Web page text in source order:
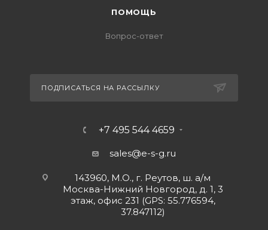
ПОМОЩЬ
Вопрос-ответ
ПОДПИСАТЬСЯ НА РАССЫЛКУ
+7 495 544 4659
sales@e-s-g.ru
143960, М.О., г. Реутов, ш. а/м
Москва-Нижний Новгород, д. 1, 3
этаж, офис 231 (GPS: 55.776594,
37.847112)